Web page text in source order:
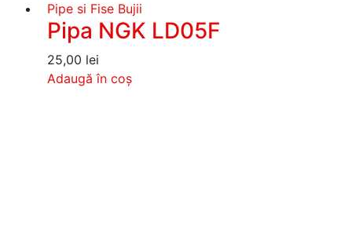
Pipe si Fise Bujii
Pipa NGK LD05F
25,00 lei
Adaugă în coș